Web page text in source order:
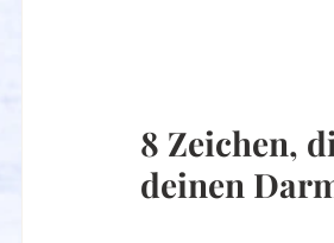
8 Zeichen,
deinen